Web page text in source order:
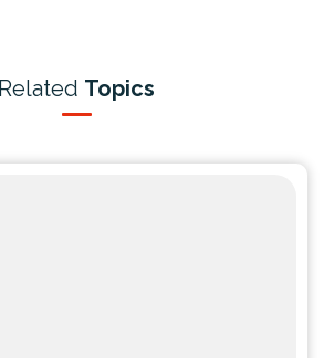
Related Topics